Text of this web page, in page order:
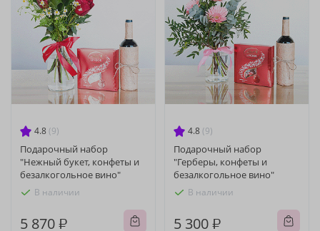
4.8 (9)
Подарочный набор
"Нежный букет, конфеты и
безалкогольное вино"
В наличии
5 870 ₽
4.8 (9)
Подарочный набор
"Герберы, конфеты и
безалкогольное вино"
В наличии
5 300 ₽